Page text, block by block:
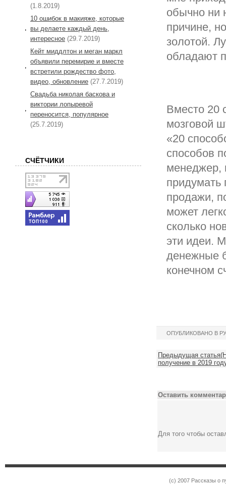
обычно ни
причине,
золотой.
обладают
Вместо 20
мозговой
«20
способов
менеджер,
придумать
продажи,
может
сколько
эти идеи.
денежные
конечном
ОПУБЛИКОВАНО В
Предыдущая
получение в 2019
Оставить
Для того чтобы
(1.8.2019)
10 ошибок в макияже, которые
вы делаете каждый день,
интересное (29.7.2019)
Кейт миддлтон и меган маркл
объявили перемирие и вместе
встретили рождество фото,
видео, обновление (27.7.2019)
Свадьба николая баскова и
виктории лопыревой
переносится, популярное
(25.7.2019)
СЧЁТЧИКИ
(c) 2007 Рассказы о